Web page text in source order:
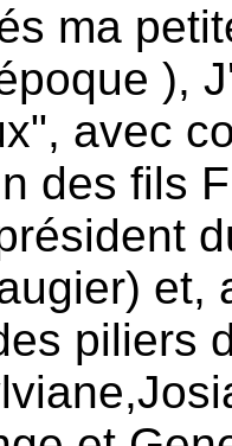
ma
),
avec
des fils
et,
piliers